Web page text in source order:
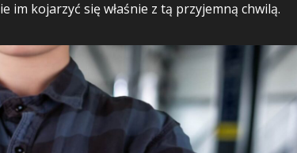
im kojarzyć się właśnie z tą przyjemną chwilą.